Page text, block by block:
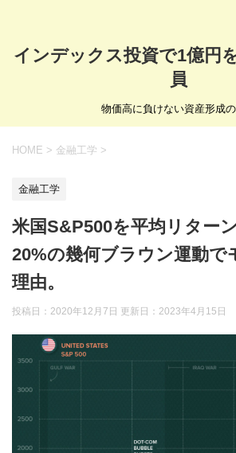
インデックス投資で1億円
員
物価高に負けない資産形成
HOME > 金融工学 >
金融工学
米国S&P500を平均リター
20%の幾何ブラウン運動で
理由。
投稿日：2020年12月7日 更新日： 2023年4月15日